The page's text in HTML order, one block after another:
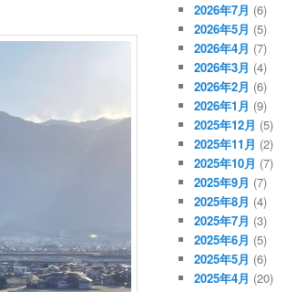
2026年7月 (6)
2026年5月 (5)
2026年4月 (7)
2026年3月 (4)
2026年2月 (6)
2026年1月 (9)
2025年12月 (5)
2025年11月 (2)
2025年10月 (7)
2025年9月 (7)
2025年8月 (4)
2025年7月 (3)
2025年6月 (5)
2025年5月 (6)
2025年4月 (20)